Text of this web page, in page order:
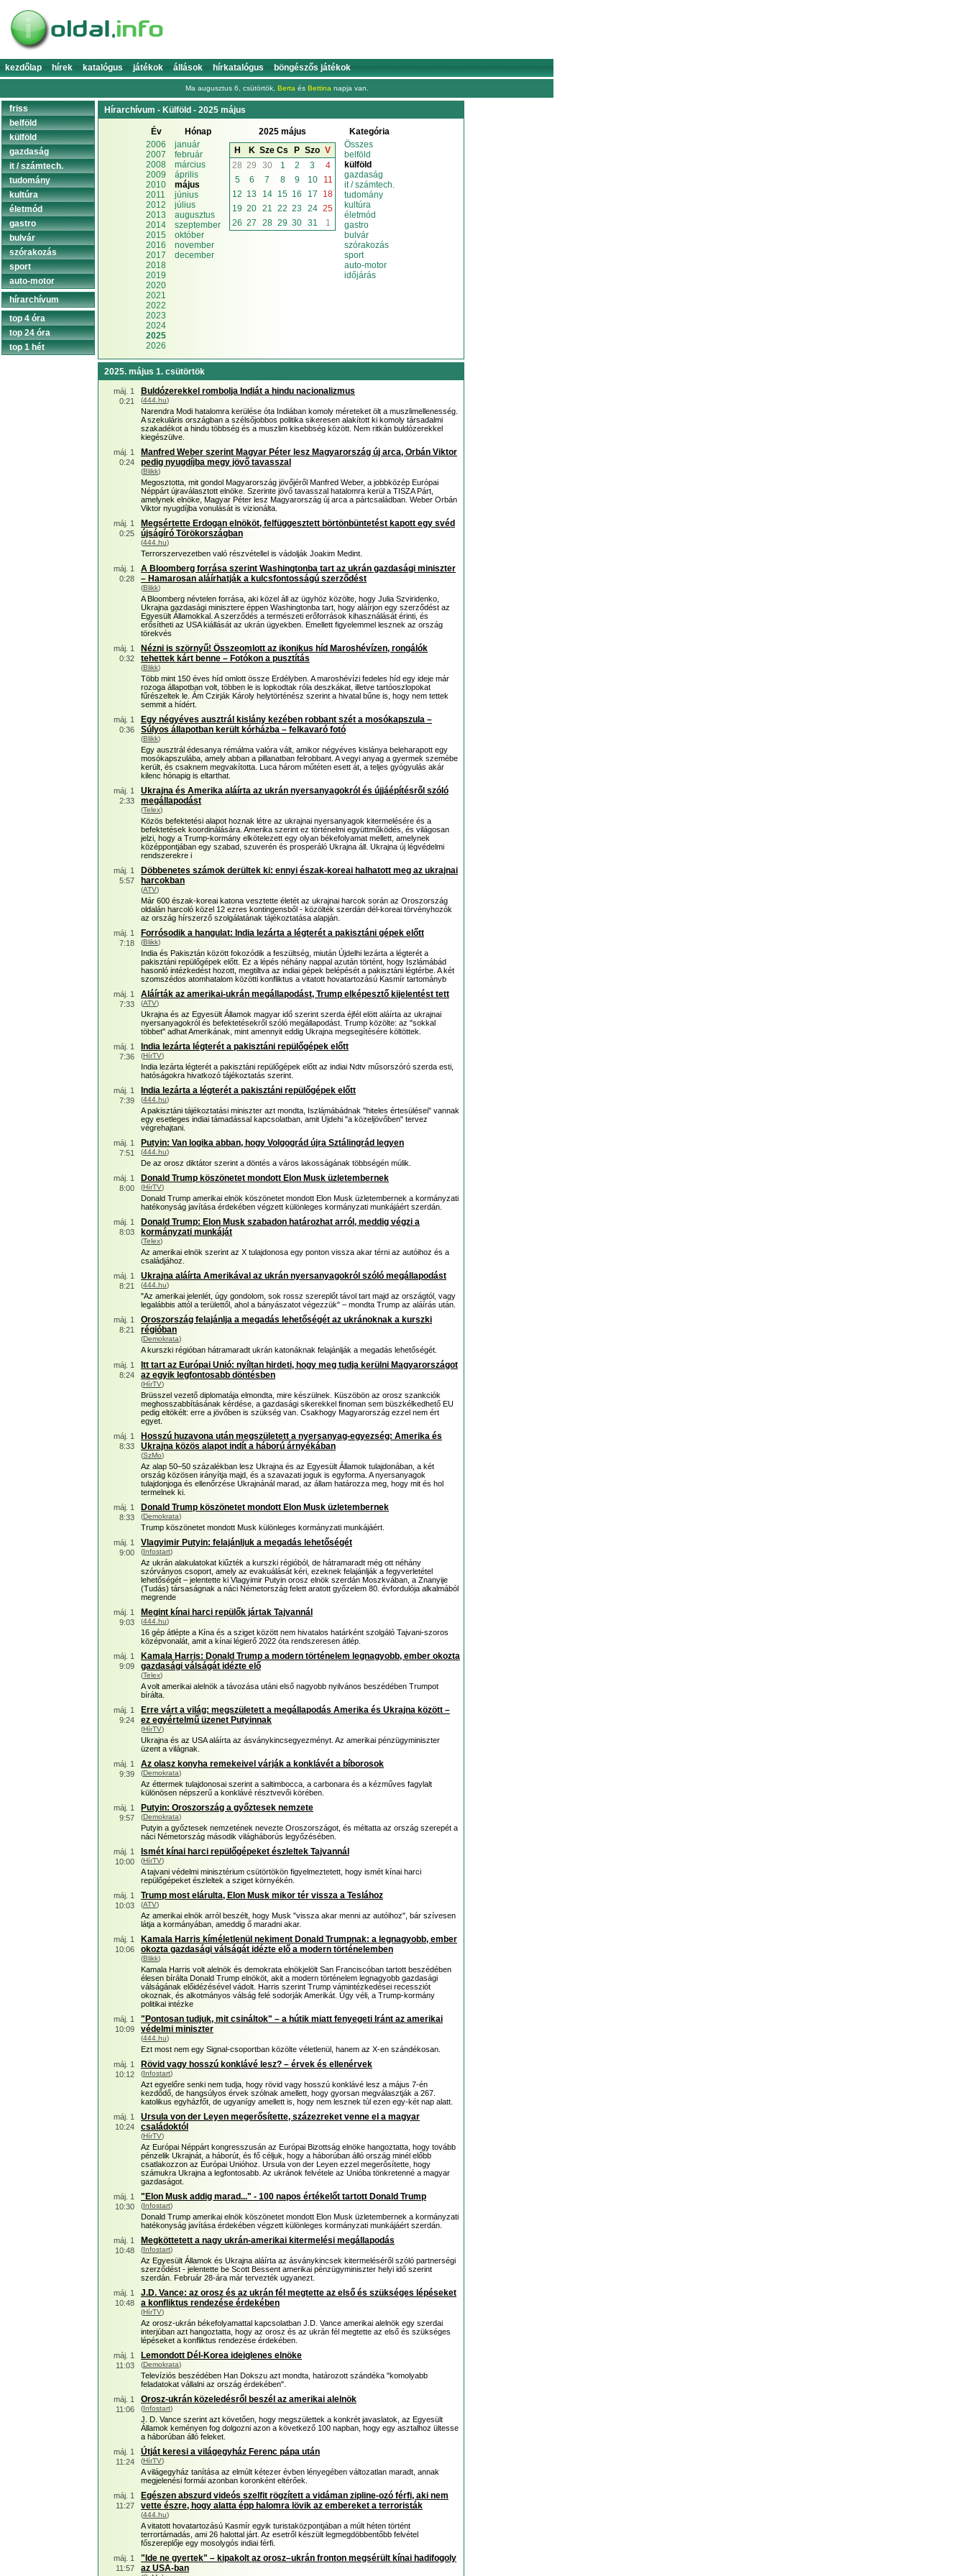
kezdőlap hírek katalógus játékok állások hírkatalógus böngészős játékok
Ma augusztus 6, csütörtök, Berta és Bettina napja van.
Hírarchívum - Külföld - 2025 május
Év
2006
2007
2008
2009
2010
2011
2012
2013
2014
2015
2016
2017
2018
2019
2020
2021
2022
2023
2024
2025
2026
Hónap
január
február
március
április
május
június
július
augusztus
szeptember
október
november
december
2025 május
H
K Sze Cs P Szo V
28 29 30 1 2 3
4
5
6 7 8 9 10
11
12 13 14 15 16 17
18
19 20 21 22 23 24 25
26 27 28 29 30 31 1
Kategória
Összes
belföld
külföld
gazdaság
it / számtech.
tudomány
kultúra
életmód
gastro
bulvár
szórakozás
sport
auto-motor
időjárás
2025. május 1. csütörtök
máj. 1
0:21
Buldózerekkel rombolja Indiát a hindu nacionalizmus
(444.hu)
Narendra Modi hatalomra kerülése óta Indiában komoly méreteket ölt a muszlimellenesség.
A szekuláris országban a szélsőjobbos politika sikeresen alakított ki komoly társadalmi
szakadékot a hindu többség és a muszlim kisebbség között. Nem ritkán buldózerekkel
kiegészülve.
máj. 1
0:24
Manfred Weber szerint Magyar Péter lesz Magyarország új arca, Orbán Viktor
pedig nyugdíjba megy jövő tavasszal
(Blikk)
Megosztotta, mit gondol Magyarország jövőjéről Manfred Weber, a jobbközép Európai
Néppárt újraválasztott elnöke. Szerinte jövő tavasszal hatalomra kerül a TISZA Párt,
amelynek elnöke, Magyar Péter lesz Magyarország új arca a pártcsaládban. Weber Orbán
Viktor nyugdíjba vonulását is vizionálta.
máj. 1
0:25
Megsértette Erdogan elnököt, felfüggesztett börtönbüntetést kapott egy svéd
újságíró Törökországban
(444.hu)
Terrorszervezetben való részvétellel is vádolják Joakim Medint.
máj. 1
0:28
A Bloomberg forrása szerint Washingtonba tart az ukrán gazdasági miniszter
– Hamarosan aláírhatják a kulcsfontosságú szerződést
(Blikk)
A Bloomberg névtelen forrása, aki közel áll az ügyhöz közölte, hogy Julia Szviridenko,
Ukrajna gazdasági minisztere éppen Washingtonba tart, hogy aláírjon egy szerződést az
Egyesült Államokkal. A szerződés a természeti erőforrások kihasználását érinti, és
erősítheti az USA kiállását az ukrán ügyekben. Emellett figyelemmel lesznek az ország
törekvés
máj. 1
0:32
Nézni is szörnyű! Összeomlott az ikonikus híd Maroshévízen, rongálók
tehettek kárt benne – Fotókon a pusztítás
(Blikk)
Több mint 150 éves híd omlott össze Erdélyben. A maroshévízi fedeles híd egy ideje már
rozoga állapotban volt, többen le is lopkodtak róla deszkákat, illetve tartóoszlopokat
fűrészeltek le. Ám Czirják Károly helytörténész szerint a hivatal bűne is, hogy nem tettek
semmit a hídért.
máj. 1
0:36
Egy négyéves ausztrál kislány kezében robbant szét a mosókapszula –
Súlyos állapotban került kórházba – felkavaró fotó
(Blikk)
Egy ausztrál édesanya rémálma valóra vált, amikor négyéves kislánya beleharapott egy
mosókapszulába, amely abban a pillanatban felrobbant. A vegyi anyag a gyermek szemébe
került, és csaknem megvakította. Luca három műtéten esett át, a teljes gyógyulás akár
kilenc hónapig is eltarthat.
máj. 1
2:33
Ukrajna és Amerika aláírta az ukrán nyersanyagokról és újjáépítésről szóló
megállapodást
(Telex)
Közös befektetési alapot hoznak létre az ukrajnai nyersanyagok kitermelésére és a
befektetések koordinálására. Amerika szerint ez történelmi együttműködés, és világosan
jelzi, hogy a Trump-kormány elkötelezett egy olyan békefolyamat mellett, amelynek
középpontjában egy szabad, szuverén és prosperáló Ukrajna áll. Ukrajna új légvédelmi
rendszerekre i
máj. 1
5:57
Döbbenetes számok derültek ki: ennyi észak-koreai halhatott meg az ukrajnai
harcokban
(ATV)
Már 600 észak-koreai katona vesztette életét az ukrajnai harcok során az Oroszország
oldalán harcoló közel 12 ezres kontingensből - közölték szerdán dél-koreai törvényhozók
az ország hírszerző szolgálatának tájékoztatása alapján.
máj. 1
7:18
Forrósodik a hangulat: India lezárta a légterét a pakisztáni gépek előtt
(Blikk)
India és Pakisztán között fokozódik a feszültség, miután Újdelhi lezárta a légterét a
pakisztáni repülőgépek előtt. Ez a lépés néhány nappal azután történt, hogy Iszlámábád
hasonló intézkedést hozott, megtiltva az indiai gépek belépését a pakisztáni légtérbe. A két
szomszédos atomhatalom közötti konfliktus a vitatott hovatartozású Kasmír tartományb
máj. 1
7:33
Aláírták az amerikai-ukrán megállapodást, Trump elképesztő kijelentést tett
(ATV)
Ukrajna és az Egyesült Államok magyar idő szerint szerda éjfél elött aláírta az ukrajnai
nyersanyagokról és befektetésekről szóló megállapodást. Trump közölte: az "sokkal
többet" adhat Amerikának, mint amennyit eddig Ukrajna megsegítésére költöttek.
máj. 1
7:36
India lezárta légterét a pakisztáni repülőgépek előtt
(HírTV)
India lezárta légterét a pakisztáni repülőgépek előtt az indiai Ndtv műsorszóró szerda esti,
hatóságokra hivatkozó tájékoztatás szerint.
máj. 1
7:39
India lezárta a légterét a pakisztáni repülőgépek előtt
(444.hu)
A pakisztáni tájékoztatási miniszter azt mondta, Iszlámábádnak "hiteles értesülései" vannak
egy esetleges indiai támadással kapcsolatban, amit Újdehi "a közeljövőben" tervez
végrehajtani.
máj. 1
7:51
Putyin: Van logika abban, hogy Volgográd újra Sztálingrád legyen
(444.hu)
De az orosz diktátor szerint a döntés a város lakosságának többségén múlik.
máj. 1
8:00
Donald Trump köszönetet mondott Elon Musk üzletembernek
(HírTV)
Donald Trump amerikai elnök köszönetet mondott Elon Musk üzletembernek a kormányzati
hatékonyság javítása érdekében végzett különleges kormányzati munkájáért szerdán.
máj. 1
8:03
Donald Trump: Elon Musk szabadon határozhat arról, meddig végzi a
kormányzati munkáját
(Telex)
Az amerikai elnök szerint az X tulajdonosa egy ponton vissza akar térni az autóihoz és a
családjához.
máj. 1
8:21
Ukrajna aláírta Amerikával az ukrán nyersanyagokról szóló megállapodást
(444.hu)
"Az amerikai jelenlét, úgy gondolom, sok rossz szereplőt távol tart majd az országtól, vagy
legalábbis attól a területtől, ahol a bányászatot végezzük" – mondta Trump az aláírás után.
máj. 1
8:21
Oroszország felajánlja a megadás lehetőségét az ukránoknak a kurszki
régióban
(Demokrata)
A kurszki régióban hátramaradt ukrán katonáknak felajánlják a megadás lehetőségét.
máj. 1
8:24
Itt tart az Európai Unió: nyíltan hirdeti, hogy meg tudja kerülni Magyarországot
az egyik legfontosabb döntésben
(HírTV)
Brüsszel vezető diplomatája elmondta, mire készülnek. Küszöbön az orosz szankciók
meghosszabbításának kérdése, a gazdasági sikerekkel finoman sem büszkélkedhető EU
pedig eltökélt: erre a jövőben is szükség van. Csakhogy Magyarország ezzel nem ért
egyet.
máj. 1
8:33
Hosszú huzavona után megszületett a nyersanyag-egyezség: Amerika és
Ukrajna közös alapot indít a háború árnyékában
(SzMo)
Az alap 50–50 százalékban lesz Ukrajna és az Egyesült Államok tulajdonában, a két
ország közösen irányítja majd, és a szavazati joguk is egyforma. A nyersanyagok
tulajdonjoga és ellenőrzése Ukrajnánál marad, az állam határozza meg, hogy mit és hol
termelnek ki.
máj. 1
8:33
Donald Trump köszönetet mondott Elon Musk üzletembernek
(Demokrata)
Trump köszönetet mondott Musk különleges kormányzati munkájáért.
máj. 1
9:00
Vlagyimir Putyin: felajánljuk a megadás lehetőségét
(Infostart)
Az ukrán alakulatokat kiűzték a kurszki régióból, de hátramaradt még ott néhány
szórványos csoport, amely az evakuálását kéri, ezeknek felajánlják a fegyverletétel
lehetőségét – jelentette ki Vlagyimir Putyin orosz elnök szerdán Moszkvában, a Znanyije
(Tudás) társaságnak a náci Németország felett aratott győzelem 80. évfordulója alkalmából
megrende
máj. 1
9:03
Megint kínai harci repülők jártak Tajvannál
(444.hu)
16 gép átlépte a Kína és a sziget között nem hivatalos határként szolgáló Tajvani-szoros
középvonalát, amit a kínai légierő 2022 óta rendszeresen átlép.
máj. 1
9:09
Kamala Harris: Donald Trump a modern történelem legnagyobb, ember okozta
gazdasági válságát idézte elő
(Telex)
A volt amerikai alelnök a távozása utáni első nagyobb nyilvános beszédében Trumpot
bírálta.
máj. 1
9:24
Erre várt a világ: megszületett a megállapodás Amerika és Ukrajna között –
ez egyértelmű üzenet Putyinnak
(HírTV)
Ukrajna és az USA aláírta az ásványkincsegyezményt. Az amerikai pénzügyminiszter
üzent a világnak.
máj. 1
9:39
Az olasz konyha remekeivel várják a konklávét a bíborosok
(Demokrata)
Az éttermek tulajdonosai szerint a saltimbocca, a carbonara és a kézműves fagylalt
különösen népszerű a konklávé résztvevői körében.
máj. 1
9:57
Putyin: Oroszország a győztesek nemzete
(Demokrata)
Putyin a győztesek nemzetének nevezte Oroszországot, és méltatta az ország szerepét a
náci Németország második világháborús legyőzésében.
máj. 1
10:00
Ismét kínai harci repülőgépeket észleltek Tajvannál
(HírTV)
A tajvani védelmi minisztérium csütörtökön figyelmeztetett, hogy ismét kínai harci
repülőgépeket észleltek a sziget környékén.
máj. 1
10:03
Trump most elárulta, Elon Musk mikor tér vissza a Teslához
(ATV)
Az amerikai elnök arról beszélt, hogy Musk "vissza akar menni az autóihoz", bár szívesen
látja a kormányában, ameddig ő maradni akar.
máj. 1
10:06
Kamala Harris kíméletlenül nekiment Donald Trumpnak: a legnagyobb, ember
okozta gazdasági válságát idézte elő a modern történelemben
(Blikk)
Kamala Harris volt alelnök és demokrata elnökjelölt San Franciscóban tartott beszédében
élesen bírálta Donald Trump elnököt, akit a modern történelem legnagyobb gazdasági
válságának előidézésével vádolt. Harris szerint Trump vámintézkedései recessziót
okoznak, és alkotmányos válság felé sodorják Amerikát. Úgy véli, a Trump-kormány
politikai intézke
máj. 1
10:09
"Pontosan tudjuk, mit csináltok" – a hútik miatt fenyegeti Iránt az amerikai
védelmi miniszter
(444.hu)
Ezt most nem egy Signal-csoportban közölte véletlenül, hanem az X-en szándékosan.
máj. 1
10:12
Rövid vagy hosszú konklávé lesz? – érvek és ellenérvek
(Infostart)
Azt egyelőre senki nem tudja, hogy rövid vagy hosszú konklávé lesz a május 7-én
kezdődő, de hangsúlyos érvek szólnak amellett, hogy gyorsan megválasztják a 267.
katolikus egyházfőt, de ugyanígy amellett is, hogy nem lesznek túl ezen egy-két nap alatt.
máj. 1
10:24
Ursula von der Leyen megerősítette, százezreket venne el a magyar
családoktól
(HírTV)
Az Európai Néppárt kongresszusán az Európai Bizottság elnöke hangoztatta, hogy tovább
pénzelik Ukrajnát, a háborút, és fő céljuk, hogy a háborúban álló ország minél előbb
csatlakozzon az Európai Unióhoz. Ursula von der Leyen ezzel megerősítette, hogy
számukra Ukrajna a legfontosabb. Az ukránok felvétele az Unióba tönkretenné a magyar
gazdaságot.
máj. 1
10:30
"Elon Musk addig marad..." - 100 napos értékelőt tartott Donald Trump
(Infostart)
Donald Trump amerikai elnök köszönetet mondott Elon Musk üzletembernek a kormányzati
hatékonyság javítása érdekében végzett különleges kormányzati munkájáért szerdán.
máj. 1
10:48
Megköttetett a nagy ukrán-amerikai kitermelési megállapodás
(Infostart)
Az Egyesült Államok és Ukrajna aláírta az ásványkincsek kitermeléséről szóló partnerségi
szerződést - jelentette be Scott Bessent amerikai pénzügyminiszter helyi idő szerint
szerdán. Február 28-ára már tervezték ugyanezt.
máj. 1
10:48
J.D. Vance: az orosz és az ukrán fél megtette az első és szükséges lépéseket
a konfliktus rendezése érdekében
(HírTV)
Az orosz-ukrán békefolyamattal kapcsolatban J.D. Vance amerikai alelnök egy szerdai
interjúban azt hangoztatta, hogy az orosz és az ukrán fél megtette az első és szükséges
lépéseket a konfliktus rendezése érdekében.
máj. 1
11:03
Lemondott Dél-Korea ideiglenes elnöke
(Demokrata)
Televíziós beszédében Han Dokszu azt mondta, határozott szándéka "komolyabb
feladatokat vállalni az ország érdekében".
máj. 1
11:06
Orosz-ukrán közeledésről beszél az amerikai alelnök
(Infostart)
J. D. Vance szerint azt követően, hogy megszülettek a konkrét javaslatok, az Egyesült
Államok keményen fog dolgozni azon a következő 100 napban, hogy egy asztalhoz ültesse
a háborúban álló feleket.
máj. 1
11:24
Útját keresi a világegyház Ferenc pápa után
(HírTV)
A világegyház tanítása az elmúlt kétezer évben lényegében változatlan maradt, annak
megjelenési formái azonban koronként eltérőek.
máj. 1
11:27
Egészen abszurd videós szelfit rögzített a vidáman zipline-ozó férfi, aki nem
vette észre, hogy alatta épp halomra lövik az embereket a terroristák
(444.hu)
A vitatott hovatartozású Kasmír egyik turistaközpontjában a múlt héten történt
terrortámadás, ami 26 halottal járt. Az esetről készült legmegdöbbentőbb felvétel
főszereplője egy mosolygós indiai férfi.
máj. 1
11:57
"Ide ne gyertek" – kipakolt az orosz–ukrán fronton megsérült kínai hadifogoly
az USA-ban
friss
belföld
külföld
gazdaság
it / számtech.
tudomány
kultúra
életmód
gastro
bulvár
szórakozás
sport
auto-motor
hírarchívum
top 4 óra
top 24 óra
top 1 hét